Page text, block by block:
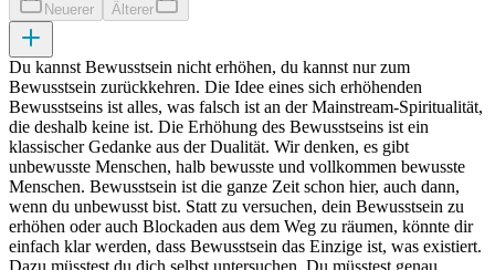
Neuerer Älterer
Du kannst Bewusstsein nicht erhöhen, du kannst nur zum
Bewusstsein zurückkehren. Die Idee eines sich erhöhenden
Bewusstseins ist alles, was falsch ist an der Mainstream-Spiritualität,
die deshalb keine ist. Die Erhöhung des Bewusstseins ist ein
klassischer Gedanke aus der Dualität. Wir denken, es gibt
unbewusste Menschen, halb bewusste und vollkommen bewusste
Menschen. Bewusstsein ist die ganze Zeit schon hier, auch dann,
wenn du unbewusst bist. Statt zu versuchen, dein Bewusstsein zu
erhöhen oder auch Blockaden aus dem Weg zu räumen, könnte dir
einfach klar werden, dass Bewusstsein das Einzige ist, was existiert.
Dazu müsstest du dich selbst untersuchen. Du müsstest genau